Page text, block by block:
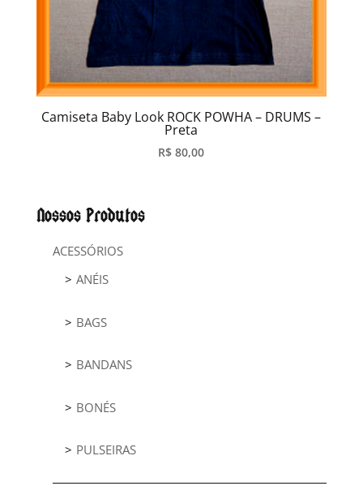
Camiseta Baby Look ROCK POWHA – DRUMS –
Preta
R$ 80,00
Nossos Produtos
ACESSÓRIOS
ANÉIS
BAGS
BANDANS
BONÉS
PULSEIRAS